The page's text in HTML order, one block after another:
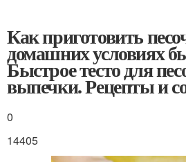
Как приготовить
домашних условиях
Быстрое тесто для
выпечки. Рецепты и
0
14405